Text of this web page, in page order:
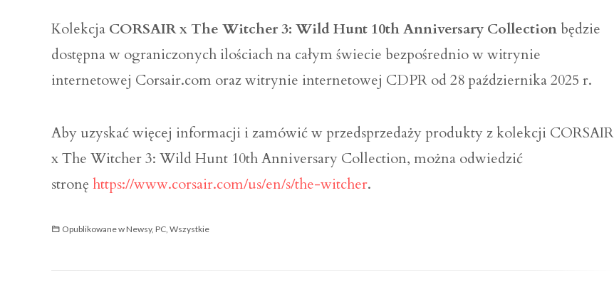
Kolekcja CORSAIR x The Witcher 3: Wild Hunt 10th Anniversary Collectionbędzie
dostępna w ograniczonych ilościach na całym świecie bezpośrednio w witrynie
internetowej Corsair.com oraz witrynie internetowej CDPR od 28 października 2025 r.
Aby uzyskać więcej informacji i zamówić w przedsprzedaży produkty z kolekcji CORSAIR
x The Witcher 3: Wild Hunt 10th Anniversary Collection, można odwiedzić
stronę https://www.corsair.com/us/en/s/the-witcher.
Opublikowane wNewsy, PC Wszystkie